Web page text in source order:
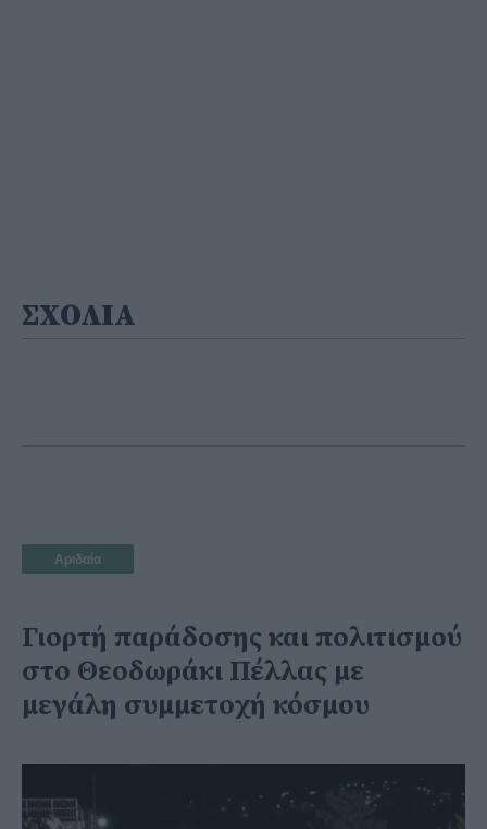
ΣΧΟΛΙΑ
Αριδαία
Γιορτή παράδοσης και πολιτισμού
στο Θεοδωράκι Πέλλας με
μεγάλη συμμετοχή κόσμου